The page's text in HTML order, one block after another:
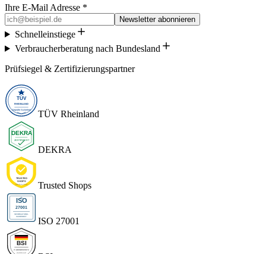
Ihre E-Mail Adresse *
Newsletter abonnieren
Schnelleinstiege
Verbraucherberatung nach Bundesland
Prüfsiegel & Zertifizierungspartner
TÜV Rheinland
DEKRA
Trusted Shops
ISO 27001